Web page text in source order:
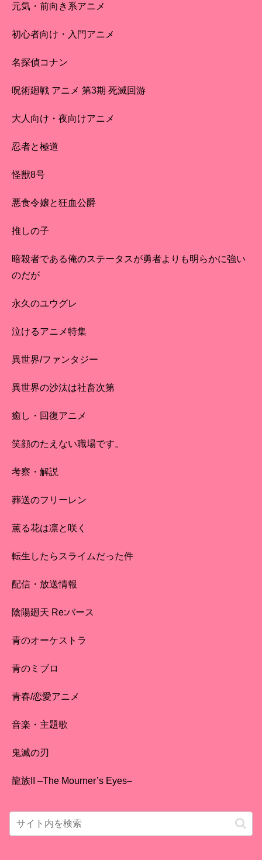
元気・前向き系アニメ
初心者向け・入門アニメ
名探偵コナン
呪術廻戦 アニメ 第3期 死滅回游
大人向け・夜向けアニメ
忍者と極道
怪獣8号
悪食令嬢と狂血公爵
推しの子
暗殺者である俺のステータスが勇者よりも明らかに強い
のだが
永久のユウグレ
泣けるアニメ特集
異世界/ファンタジー
異世界の沙汰は社畜次第
癒し・回復アニメ
笑顔のたえない職場です。
考察・解説
葬送のフリーレン
薫る花は凛と咲く
転生したらスライムだった件
配信・放送情報
陰陽廻天 Re:バース
青のオーケストラ
青のミブロ
青春/恋愛アニメ
音楽・主題歌
鬼滅の刃
龍族II –The Mourner’s Eyes–